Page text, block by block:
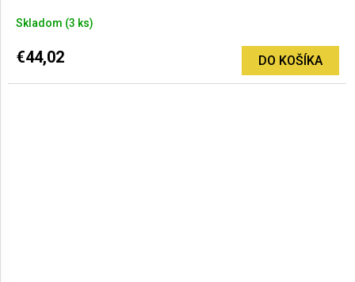
Skladom (3 ks)
€44,02 DO KOŠÍKA